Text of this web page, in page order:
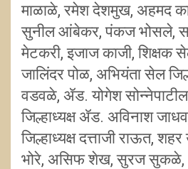
माळाळे, रमेश देशमुख, अहमद
सुनील आंबेकर, पंकज भोसले,
मेटकरी, इजाज काजी, शिक्षक
जालिंदर पोळ, अभियंता सेल
वडवळे, ॲड. योगेश
जिल्हाध्यक्ष ॲड. अविनाश
जिल्हाध्यक्ष दत्ताजी राऊत,
भोरे, असिफ शेख, सुरज सुकळे,